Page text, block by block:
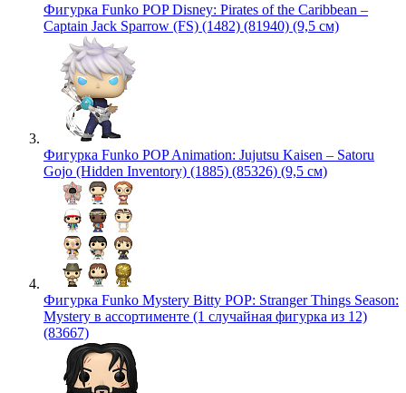
Фигурка Funko POP Disney: Pirates of the Caribbean –
Captain Jack Sparrow (FS) (1482) (81940) (9,5 см)
Фигурка Funko POP Animation: Jujutsu Kaisen – Satoru
Gojo (Hidden Inventory) (1885) (85326) (9,5 см)
Фигурка Funko Mystery Bitty POP: Stranger Things Season:
Mystery в ассортименте (1 случайная фигурка из 12)
(83667)